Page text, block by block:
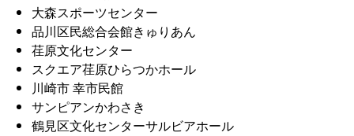
大森スポーツセンター
品川区民総合会館きゅりあん
荏原文化センター
スクエア荏原ひらつかホール
川崎市 幸市民館
サンピアンかわさき
鶴見区文化センターサルビアホール